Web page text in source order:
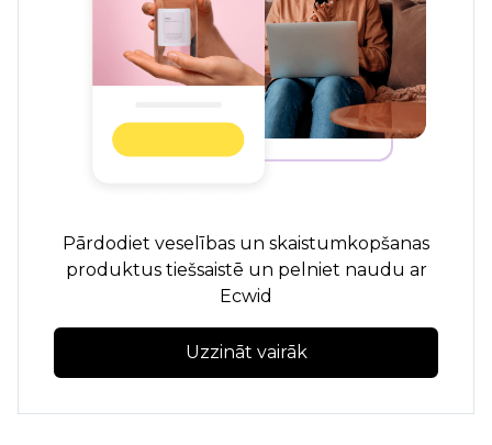
Pārdodiet veselības un skaistumkopšanas
produktus tiešsaistē un pelniet naudu ar
Ecwid
Uzzināt vairāk